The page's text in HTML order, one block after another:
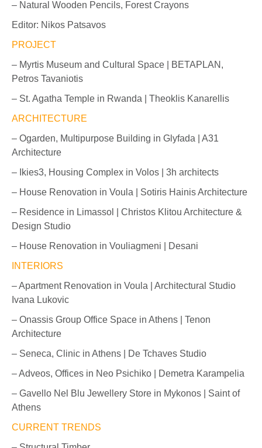
– Natural Wooden Pencils, Forest Crayons
Editor: Nikos Patsavos
PROJECT
– Myrtis Museum and Cultural Space | BETAPLAN,
Petros Tavaniotis
– St. Agatha Temple in Rwanda | Theoklis Kanarellis
ARCHITECTURE
– Ogarden, Multipurpose Building in Glyfada | A31
Architecture
– Ikies3, Housing Complex in Volos | 3h architects
– House Renovation in Voula | Sotiris Hainis Architecture
– Residence in Limassol | Christos Klitou Architecture &
Design Studio
– House Renovation in Vouliagmeni | Desani
INTERIORS
– Apartment Renovation in Voula | Architectural Studio
Ivana Lukovic
– Onassis Group Office Space in Athens | Tenon
Architecture
– Seneca, Clinic in Athens | De Tchaves Studio
– Adveos, Offices in Neo Psichiko | Demetra Karampelia
– Gavello Νel Βlu Jewellery Store in Mykonos | Saint of
Athens
CURRENT TRENDS